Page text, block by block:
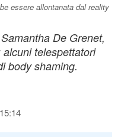
essere allontanata dal reality
De Grenet,
telespettatori
body shaming.